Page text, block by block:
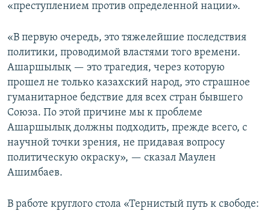
«преступлением против определенной нации».
«В первую очередь, это тяжелейшие последствия
политики, проводимой властями того времени.
Ашаршылық — это трагедия, через которую
прошел не только казахский народ, это страшное
гуманитарное бедствие для всех стран бывшего
Союза. По этой причине мы к проблеме
Ашаршылық должны подходить, прежде всего, с
научной точки зрения, не придавая вопросу
политическую окраску», — сказал Маулен
Ашимбаев.
В работе круглого стола «Тернистый путь к свободе: